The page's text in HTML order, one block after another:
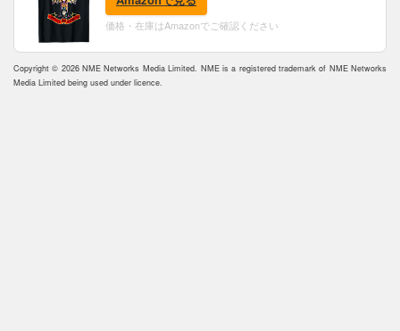
価格・在庫はAmazonでご確認ください
Copyright © 2026 NME Networks Media Limited. NME is a registered trademark of NME Networks
Media Limited being used under licence.